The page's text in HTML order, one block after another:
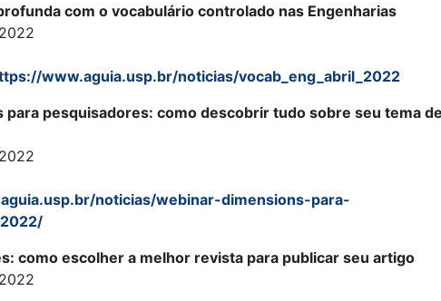
com o vocabulário controlado nas Engenharias
www.aguia.usp.br/noticias/vocab_eng_abril_2022
para pesquisadores: como descobrir tudo sobre seu tema de
noticias/webinar-dimensions-para-
como escolher a melhor revista para publicar seu artigo